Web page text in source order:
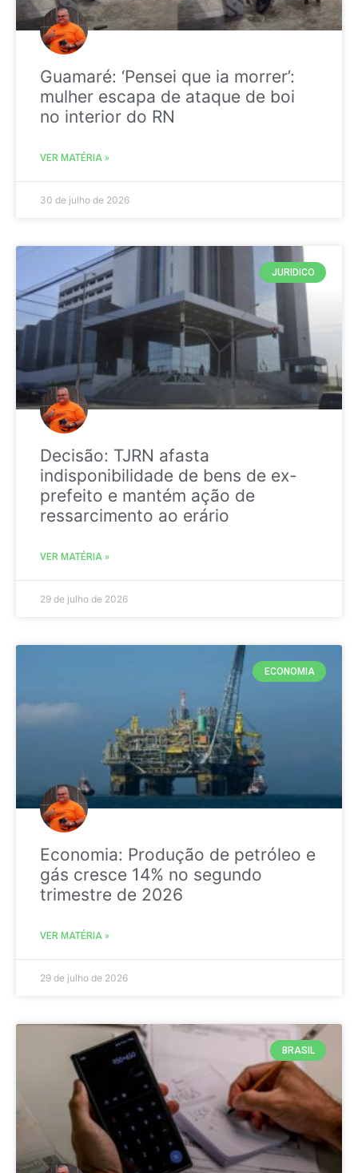
Guamaré: ‘Pensei que ia morrer’:
mulher escapa de ataque de boi
no interior do RN
VER MATÉRIA »
30 de julho de 2026
JURIDICO
Decisão: TJRN afasta
indisponibilidade de bens de ex-
prefeito e mantém ação de
ressarcimento ao erário
VER MATÉRIA »
29 de julho de 2026
ECONOMIA
Economia: Produção de petróleo e
gás cresce 14% no segundo
trimestre de 2026
VER MATÉRIA »
29 de julho de 2026
BRASIL